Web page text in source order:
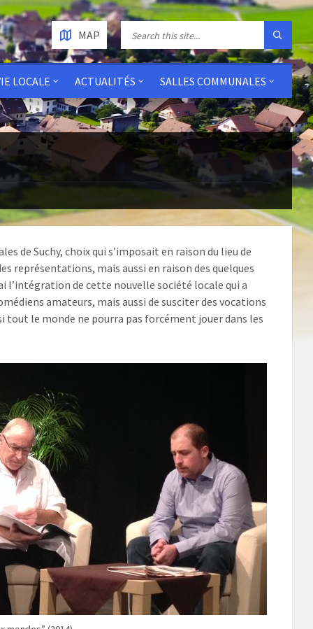
LOCALE ACTUALITÉS SALLES COMMUNALES
MAP
de Suchy, choix qui s’imposait en raison du lieu de
mais aussi en raison des quelques
l’intégration de cette nouvelle société locale qui a
amateurs, mais aussi de susciter des vocations
tout le monde ne pourra pas forcément jouer dans les